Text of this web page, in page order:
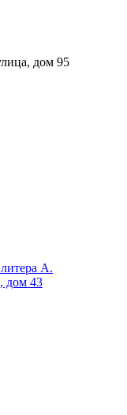
дом 95
А.
дом 43